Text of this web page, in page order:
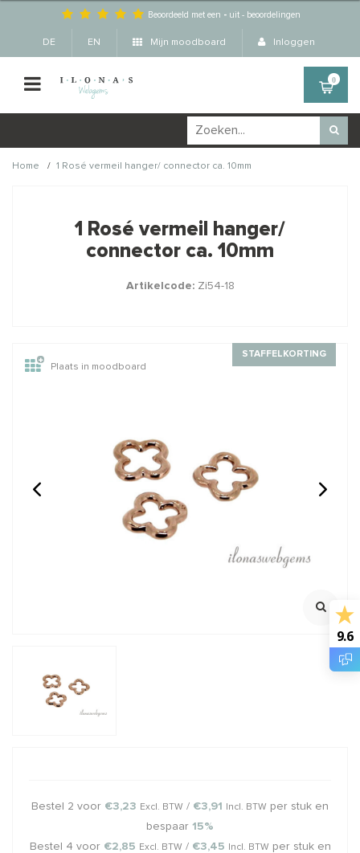
Beoordeeld met een - uit -beoordelingen
DE EN Mijn moodboard Inloggen
0
Home / 1 Rosé vermeil hanger/ connector ca. 10mm
producten ook interessant
voor je?
Rijgsetje rosé Vermeil
Klik voor meer informatie
Rijgsetje rosé Vermeil
Small
Handig basis rijgsetje
Klik voor meer informatie
Incl. btw
€9,05 Excl. btw
1 Rosé vermeil hanger/
connector ca. 10mm
Artikelcode:Zi54-18
STAFFELKORTING
Plaats in moodboard
Bestel 2 voor €3,23 Excl. BTW / €3,91 Incl. BTW per stuk en
bespaar 15%
Bestel 4 voor €2,85 Excl. BTW / €3,45 Incl. BTW per stuk en
9.6